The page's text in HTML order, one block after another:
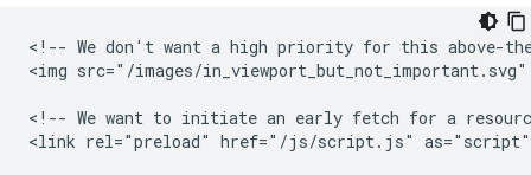
<!-- We don't want a high priority for this above-
<img src="/images/
<!-- We want to initiate an early fetch for a
<link rel="preload" href="/js/script.js"